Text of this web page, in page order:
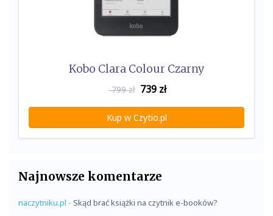
Kobo Clara Colour Czarny
799 zł 739 zł
Kup w Czytio.pl
Najnowsze komentarze
naczytniku.pl - Skąd brać książki na czytnik e-booków?